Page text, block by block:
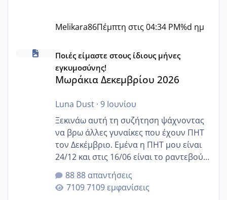
Melikara86Πέμπτη στις 04:34 PM%d ημ
Μωράκια Δεκεμβρίου 2026
Ποιές είμαστε στους ίδιους μήνες
εγκυμοσύνης!
Μωράκια Δεκεμβρίου 2026
Luna Dust· 9 Ιουνίου
Ξεκινάω αυτή τη συζήτηση ψάχνοντας
να βρω άλλες γυναίκες που έχουν ΠΗΤ
τον Δεκέμβριο. Εμένα η ΠΗΤ μου είναι
24/12 και στις 16/06 είναι το ραντεβού
της αυχενικής διαφάνειας. Έχω αρκετό
άγχος και οι μέρες δεν φαίνεται να
περνάνε με τίποτα.
88 απαντήσεις
7109 εμφανίσεις